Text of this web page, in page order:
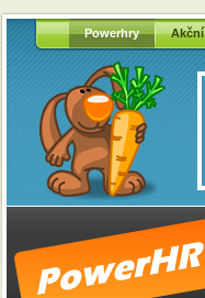
Powerhry Akční